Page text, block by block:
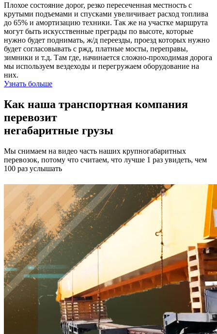
Плохое состояние дорог, резко пересеченная местность с
крутыми подъемами и спусками увеличивает расход топлива
до 65% и амортизацию техники. Так же на участке маршрута
могут быть искусственные преграды по высоте, которые
нужно будет поднимать, ж/д переезды, проезд которых нужно
будет согласовывать с ржд, платные мосты, переправы,
зимники и т.д. Там где, начинается сложно-проходимая дорога
мы используем вездеходы и перегружаем оборудование на
них.
Узнать больше
Как наша транспортная компания
перевозит
негабаритные грузы
Мы снимаем на видео часть наших крупногабаритных
перевозок, потому что считаем, что лучше 1 раз увидеть, чем
100 раз услышать